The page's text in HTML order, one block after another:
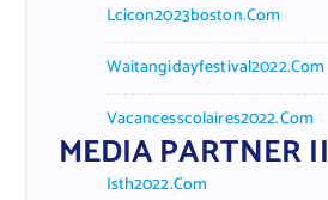
Lcicon2023boston.com
Waitangidayfestival2022.com
Vacancesscolaires2022.com
MEDIA PARTNER II
Isth2022.com